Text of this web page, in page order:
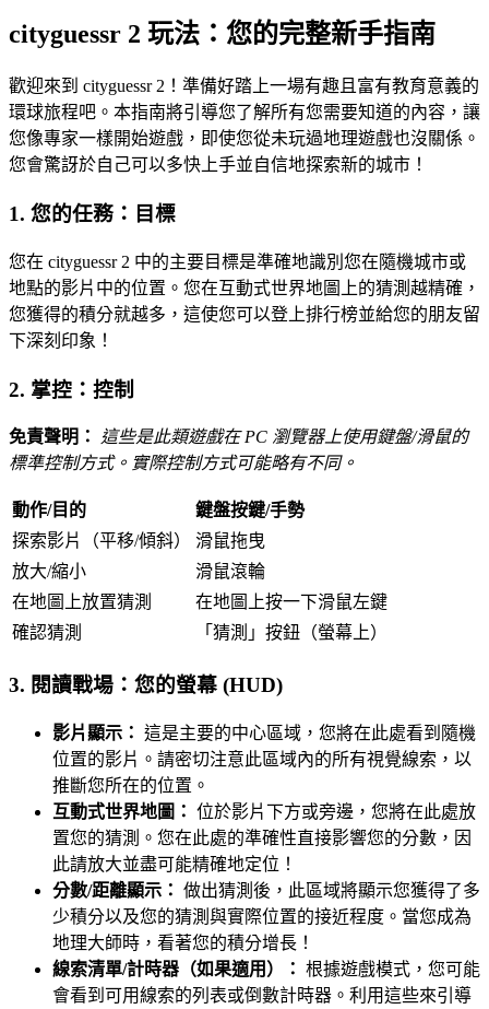
cityguessr 2 玩法：您的完整新手指南
歡迎來到 cityguessr 2！準備好踏上一場有趣且富有教育意義的
環球旅程吧。本指南將引導您了解所有您需要知道的內容，讓
您像專家一樣開始遊戲，即使您從未玩過地理遊戲也沒關係。
您會驚訝於自己可以多快上手並自信地探索新的城市！
1. 您的任務：目標
您在 cityguessr 2 中的主要目標是準確地識別您在隨機城市或
地點的影片中的位置。您在互動式世界地圖上的猜測越精確，
您獲得的積分就越多，這使您可以登上排行榜並給您的朋友留
下深刻印象！
2. 掌控：控制
免責聲明：
這些是此類遊戲在 PC 瀏覽器上使用鍵盤/滑鼠的
標準控制方式。實際控制方式可能略有不同。
動作/目的
鍵盤按鍵/手勢
探索影片（平移/傾斜）
滑鼠拖曳
放大/縮小
滑鼠滾輪
在地圖上放置猜測
在地圖上按一下滑鼠左鍵
確認猜測
「猜測」按鈕（螢幕上）
3. 閱讀戰場：您的螢幕 (HUD)
影片顯示： 這是主要的中心區域，您將在此處看到隨機
位置的影片。請密切注意此區域內的所有視覺線索，以
推斷您所在的位置。
互動式世界地圖： 位於影片下方或旁邊，您將在此處放
置您的猜測。您在此處的準確性直接影響您的分數，因
此請放大並盡可能精確地定位！
分數/距離顯示： 做出猜測後，此區域將顯示您獲得了多
少積分以及您的猜測與實際位置的接近程度。當您成為
地理大師時，看著您的積分增長！
線索清單/計時器（如果適用）： 根據遊戲模式，您可能
會看到可用線索的列表或倒數計時器。利用這些來引導